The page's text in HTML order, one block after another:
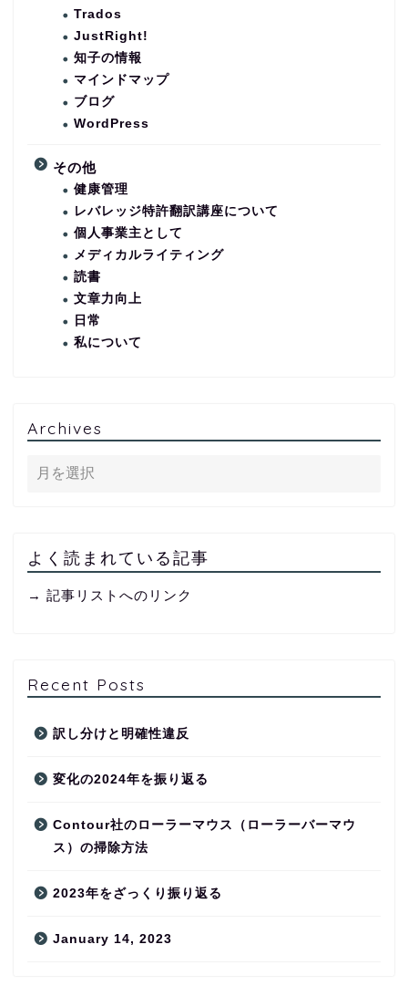
Trados
JustRight!
知子の情報
マインドマップ
ブログ
WordPress
その他
健康管理
レバレッジ特許翻訳講座について
個人事業主として
メディカルライティング
読書
文章力向上
日常
私について
Archives
よく読まれている記事
→ 記事リストへのリンク
Recent Posts
訳し分けと明確性違反
変化の2024年を振り返る
Contour社のローラーマウス（ローラーバーマウ
ス）の掃除方法
2023年をざっくり振り返る
January 14, 2023